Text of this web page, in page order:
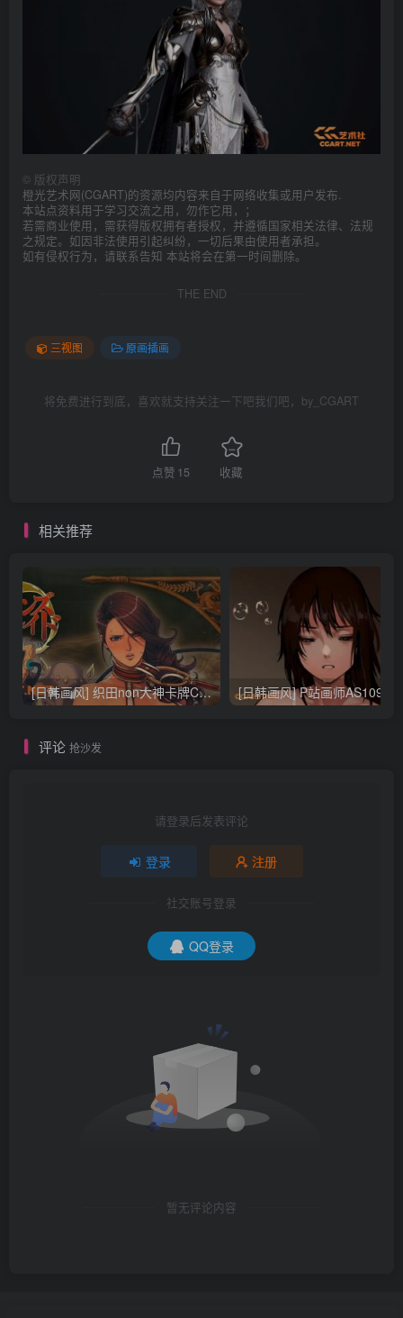
© 版权声明
橙光艺术网(CGART)的资源均内容来自于网络收集或用户发布.
本站点资料用于学习交流之用，勿作它用，；
若需商业使用，需获得版权拥有者授权，并遵循国家相关法律、法规
之规定。如因非法使用引起纠纷，一切后果由使用者承担。
如有侵权行为，请联系告知 本站将会在第一时间删除。
THE END
三视图 原画插画
将免费进行到底，喜欢就支持关注一下吧我们吧，by_CGART
点赞 15 收藏
相关推荐
[日韩画风] 织田non大神卡牌CG插画设计画集256P 161M_CG原画资源
评论 抢沙发
请登录后发表评论
登录 注册
社交账号登录
QQ登录
暂无评论内容